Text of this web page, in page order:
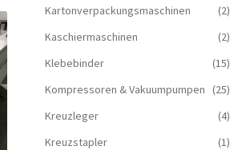
Kartonverpackungsmaschinen
(2)
Kaschiermaschinen
(2)
Klebebinder
(15)
Kompressoren & Vakuum­pumpen
(25)
Kreuzleger
(4)
Kreuzstapler
(1)